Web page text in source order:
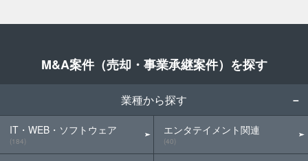
M&A案件（売却・事業承継案件）を探す
業種から探す
IT・WEB・ソフトウェア
(184)
エンタテイメント関連
(40)